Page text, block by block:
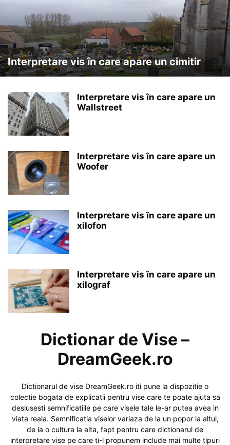
Interpretare vis în care apare un cimitir
Interpretare vis în care apare un
Wallstreet
Interpretare vis în care apare un
Woofer
Interpretare vis în care apare un
xilofon
Interpretare vis în care apare un
xilograf
Dictionar de Vise –
DreamGeek.ro
Dictionarul de vise DreamGeek.ro iti pune la dispozitie o
colectie bogata de explicatii pentru vise care te poate ajuta sa
deslusesti semnificatiile pe care visele tale le-ar putea avea in
viata reala. Semnificatia viselor variaza de la un popor la altul,
de la o cultura la alta, fapt pentru care dictionarul de
interpretare vise pe care ti-l propunem include mai multe tipuri